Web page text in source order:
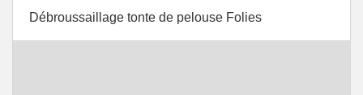
Débroussaillage tonte de pelouse Folies